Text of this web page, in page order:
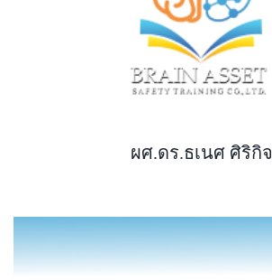
ผศ.ดร.ธเนศ ศิริกิจ